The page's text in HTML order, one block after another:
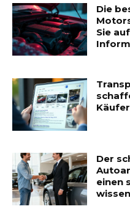
Die
Sie
Käufer
Der
einen